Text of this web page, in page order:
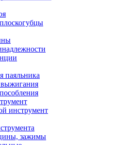
паяльника
инструмент
зажимы